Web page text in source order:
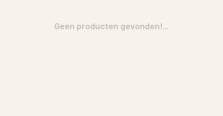
Geen producten gevonden!...